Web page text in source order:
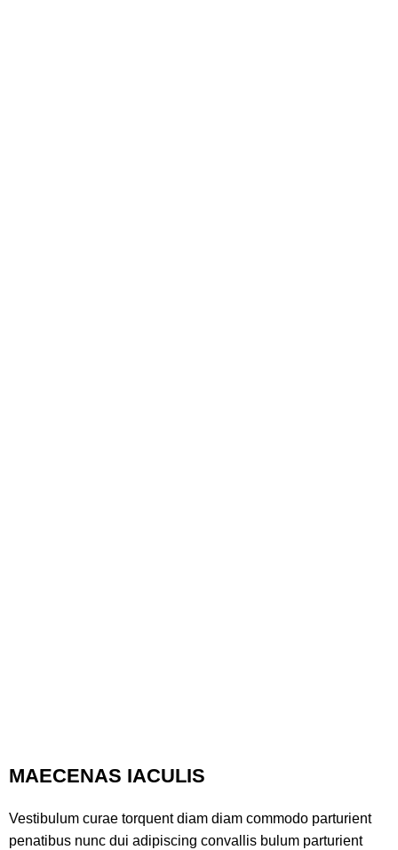
MAECENAS IACULIS
Vestibulum curae torquent diam diam commodo parturient
penatibus nunc dui adipiscing convallis bulum parturient